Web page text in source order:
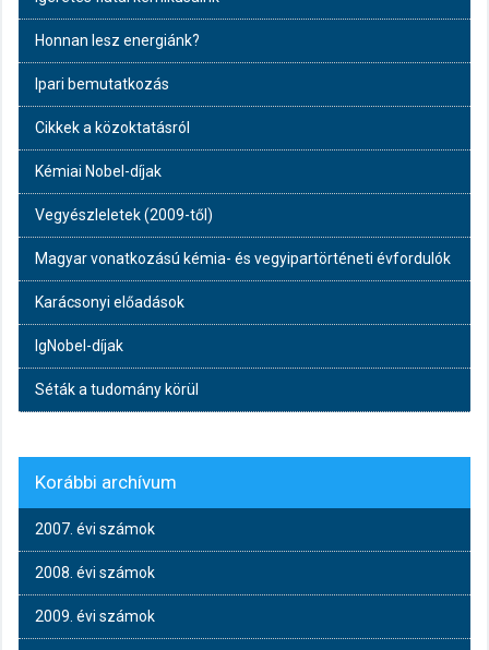
Honnan lesz energiánk?
Ipari bemutatkozás
Cikkek a közoktatásról
Kémiai Nobel-díjak
Vegyészleletek (2009-től)
Magyar vonatkozású kémia- és vegyipartörténeti évfordulók
Karácsonyi előadások
IgNobel-díjak
Séták a tudomány körül
Korábbi archívum
2007. évi számok
2008. évi számok
2009. évi számok